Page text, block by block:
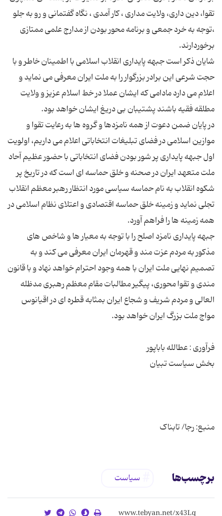
تقوا، دین داری، ولایت مداری ، كار آمدی ، نگاه گفتمانی و رو به جلو
،توجه به خرد جمعی و برنامه محور بودن از مدارج علمی ممتازی
شایان ذكر است جبهه پایداری انقلاب اسلامی با اطمینان خاطر و با
حجت شرعی این برادر بزرگوار را به ملت ایران معرفی می نماید و
اعلام می دارد مادامی كه ایشان عملا در خط اسلام عزیز و ولایت
در پایان ضمن دعوت از همه نامزدها و گروه ها به رعایت تقوا و
موازین اسلامی در فضای تبلیغات انتخاباتی اعلام می داریم، اولویت
اول جبهه پایداری پر شور بودن فضای انتخاباتی با حضور عظیم آحاد
ملت متعهد ایران در صحنه و خلق حماسه ای است كه در تاریخ پر
شكوه انقلاب به نام حماسه سیاسی مورد انتظار رهبر معظم انقلاب
تجلی نماید و زمینه خلق حماسه اقتصادی و اعتلای نظام اسلامی در
جبهه پایداری نامزد اصلح را با توجه به معیار ها و شاخص های
مذكور به مردم عزت مند و قهرمان ایران معرفی می كند و به
تصمیم نهایی ملت ایران با همه وجود احترام خواهد نهاد و با قانون
مندی و تقوا محوری، پیگیر مطالبات مقام معظم رهبری مدظله
العالی و مردم شریف و شجاع ایران بمثابه قطره ای در اقیانوس
منبع: رجا/ تابناک
برچسب‌ها سیاست